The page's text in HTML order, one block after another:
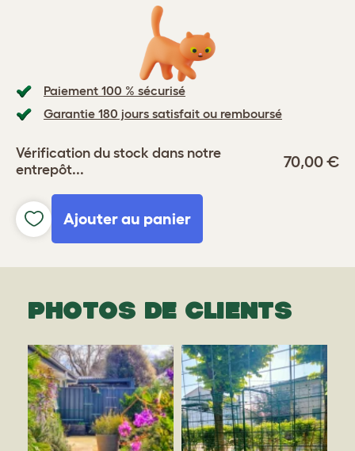
Paiement 100 % sécurisé
Garantie 180 jours satisfait ou remboursé
Vérification du stock dans notre
entrepôt...
70,00 €
Ajouter au panier
PHOTOS DE CLIENTS